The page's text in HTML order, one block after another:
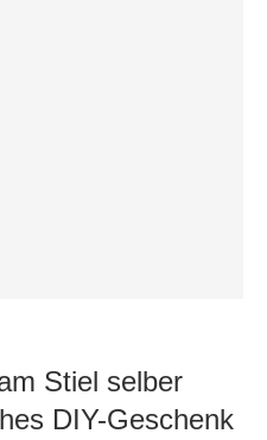
Stiel selber
DIY-Geschenk